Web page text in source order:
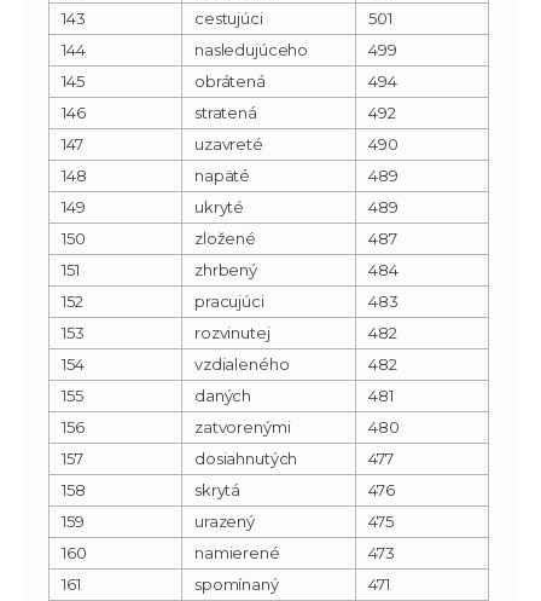
143
cestujúci
501
144
nasledujúceho
499
145
obrátená
494
146
stratená
492
147
uzavreté
490
148
napäté
489
149
ukryté
489
150
zložené
487
151
zhrbený
484
152
pracujúci
483
153
rozvinutej
482
154
vzdialeného
482
155
daných
481
156
zatvorenými
480
157
dosiahnutých
477
158
skrytá
476
159
urazený
475
160
namierené
473
161
spomínaný
471